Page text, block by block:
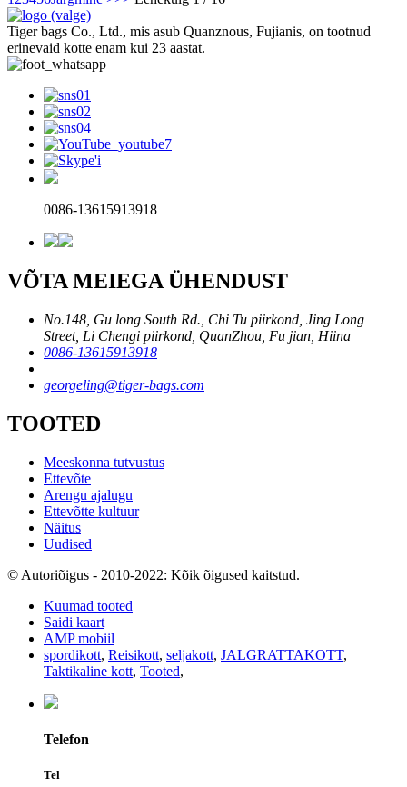
Tiger bags Co., Ltd., mis asub Quanznous, Fujianis, on tootnud
erinevaid kotte enam kui 23 aastat.
0086-13615913918
VÕTA MEIEGA ÜHENDUST
No.148, Gu long South Rd., Chi Tu piirkond, Jing Long
Street, Li Chengi piirkond, QuanZhou, Fu jian, Hiina
0086-13615913918
georgeling@tiger-bags.com
TOOTED
Meeskonna tutvustus
Ettevõte
Arengu ajalugu
Ettevõtte kultuur
Näitus
Uudised
© Autoriõigus - 2010-2022: Kõik õigused kaitstud.
Kuumad tooted
Saidi kaart
AMP mobiil
spordikott, Reisikott, seljakott, JALGRATTAKOTT,
Taktikaline kott, Tooted,
Telefon
Tel